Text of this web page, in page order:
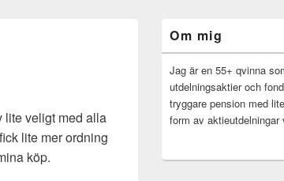
lite veligt med alla
lite mer ordning
köp.
sidofältet
Widget
område
Om mig
Jag är en 55+ qvinna
utdelningsaktier och
tryggare pension med
form av aktieutdelningar